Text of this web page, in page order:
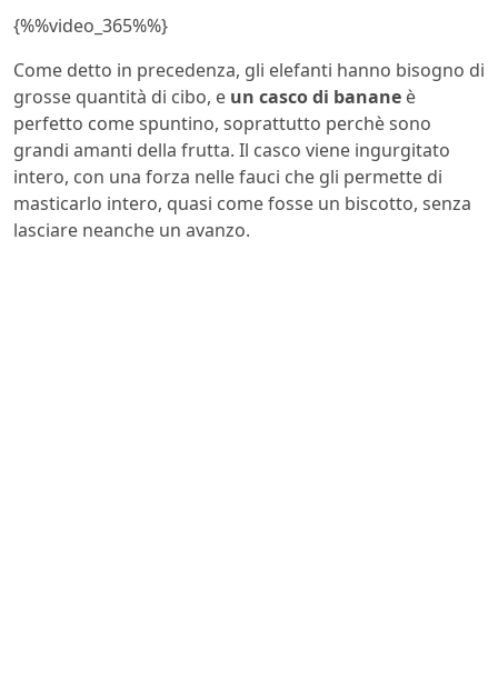
{%%video_365%%}
Come detto in precedenza, gli elefanti hanno bisogno di
grosse quantità di cibo, e un casco di banane è
perfetto come spuntino, soprattutto perchè sono
grandi amanti della frutta. Il casco viene ingurgitato
intero, con una forza nelle fauci che gli permette di
masticarlo intero, quasi come fosse un biscotto, senza
lasciare neanche un avanzo.